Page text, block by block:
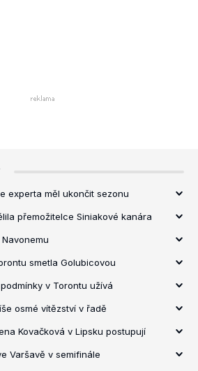
experta měl ukončit sezonu
přemožitelce Siniakové kanára
smetla Golubicovou
v Torontu užívá
osmé vítězství v řadě
Kovačková v Lipsku postupují
Varšavě v semifinále